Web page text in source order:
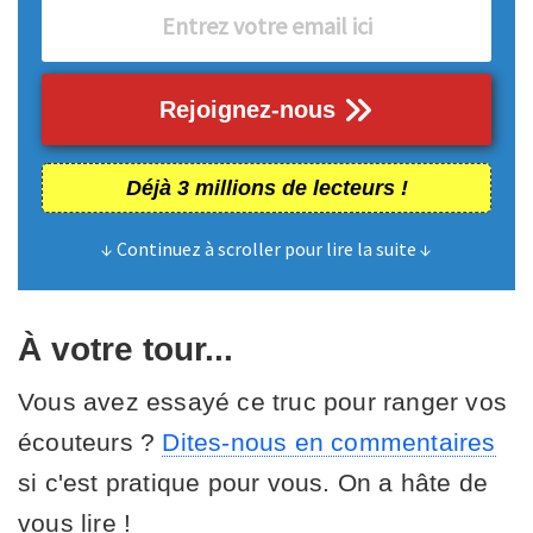
Rejoignez-nous
Déjà 3 millions de lecteurs !
↓ Continuez à scroller pour lire la suite ↓
À votre tour...
Vous avez essayé ce truc pour ranger vos
écouteurs ? Dites-nous en commentaires
si c'est pratique pour vous. On a hâte de
vous lire !